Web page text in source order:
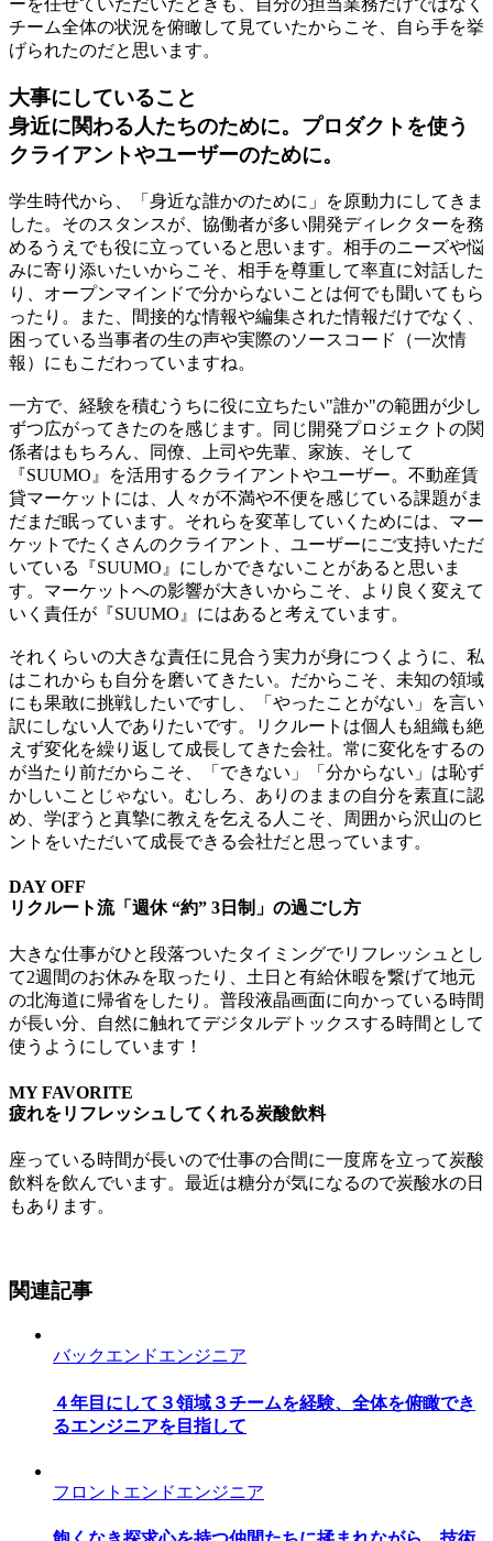
ーを任せていただいたときも、自分の担当業務だけではなく
チーム全体の状況を俯瞰して見ていたからこそ、自ら手を挙
げられたのだと思います。
大事にしていること
身近に関わる人たちのために。プロダクトを使う
クライアントやユーザーのために。
学生時代から、「身近な誰かのために」を原動力にしてきま
した。そのスタンスが、協働者が多い開発ディレクターを務
めるうえでも役に立っていると思います。相手のニーズや悩
みに寄り添いたいからこそ、相手を尊重して率直に対話した
り、オープンマインドで分からないことは何でも聞いてもら
ったり。また、間接的な情報や編集された情報だけでなく、
困っている当事者の生の声や実際のソースコード（一次情
報）にもこだわっていますね。
一方で、経験を積むうちに役に立ちたい"誰か"の範囲が少し
ずつ広がってきたのを感じます。同じ開発プロジェクトの関
係者はもちろん、同僚、上司や先輩、家族、そして
『SUUMO』を活用するクライアントやユーザー。不動産賃
貸マーケットには、人々が不満や不便を感じている課題がま
だまだ眠っています。それらを変革していくためには、マー
ケットでたくさんのクライアント、ユーザーにご支持いただ
いている『SUUMO』にしかできないことがあると思いま
す。マーケットへの影響が大きいからこそ、より良く変えて
いく責任が『SUUMO』にはあると考えています。
それくらいの大きな責任に見合う実力が身につくように、私
はこれからも自分を磨いてきたい。だからこそ、 未知の領域
にも果敢に挑戦したいですし、「やったことがない」を言い
訳にしない人でありたいです。
リクルートは個人も組織も絶
えず変化を繰り返して成長してきた会社。常に変化をするの
が当たり前だからこそ、「できない」「分からない」は恥ず
かしいことじゃない。むしろ、ありのままの自分を素直に認
め、学ぼうと真摯に教えを乞える人こそ、周囲から沢山のヒ
ントをいただいて成長できる会社だと思っています。
DAY OFF
リクルート流「週休 “約” 3日制」の過ごし方
大きな仕事がひと段落ついたタイミングでリフレッシュとし
て2週間のお休みを取ったり、土日と有給休暇を繋げて地元
の北海道に帰省をしたり。普段液晶画面に向かっている時間
が長い分、自然に触れてデジタルデトックスする時間として
使うようにしています！
MY FAVORITE
疲れをリフレッシュしてくれる炭酸飲料
座っている時間が長いので仕事の合間に一度席を立って炭酸
飲料を飲んでいます。最近は糖分が気になるので炭酸水の日
もあります。
関連記事
バックエンドエンジニア
４年目にして３領域３チームを経験、全体を俯瞰でき
るエンジニアを目指して
フロントエンドエンジニア